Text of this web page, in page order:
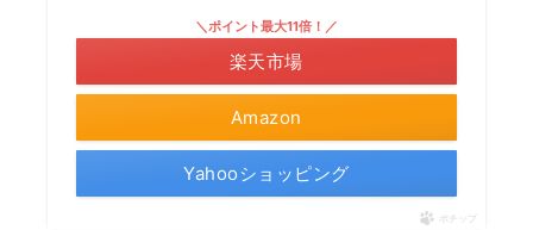
Amazon
＼ポイント最大11倍！／
楽天市場
Yahooショッピング
ポチップ